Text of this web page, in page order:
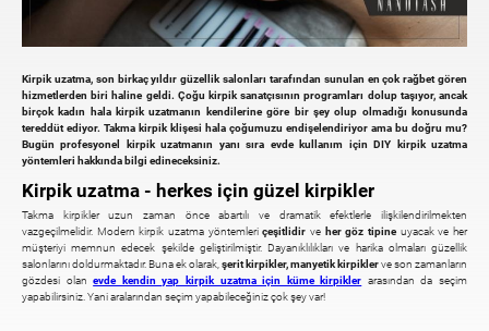
Kirpik uzatma, son birkaç yıldır güzellik salonları tarafından sunulan en çok rağbet gören
hizmetlerden biri haline geldi. Çoğu kirpik sanatçısının programları dolup taşıyor, ancak
birçok kadın hala kirpik uzatmanın kendilerine göre bir şey olup olmadığı konusunda
tereddüt ediyor. Takma kirpik klişesi hala çoğumuzu endişelendiriyor ama bu doğru mu?
Bugün profesyonel kirpik uzatmanın yanı sıra evde kullanım için DIY kirpik uzatma
yöntemleri hakkında bilgi edineceksiniz.
Kirpik uzatma - herkes için güzel kirpikler
Takma kirpikler uzun zaman önce abartılı ve dramatik efektlerle ilişkilendirilmekten
vazgeçilmelidir. Modern kirpik uzatma yöntemleriçeşitlidir ve her göz tipineuyacak ve her
müşteriyi memnun edecek şekilde geliştirilmiştir. Dayanıklılıkları ve harika olmaları güzellik
salonlarını doldurmaktadır. Buna ek olarak, şerit kirpikler, manyetik kirpiklerve son zamanların
gözdesi olanevde kendin yap kirpik uzatma için küme kirpikler arasından da seçim
yapabilirsiniz. Yani aralarından seçim yapabileceğiniz çok şey var!